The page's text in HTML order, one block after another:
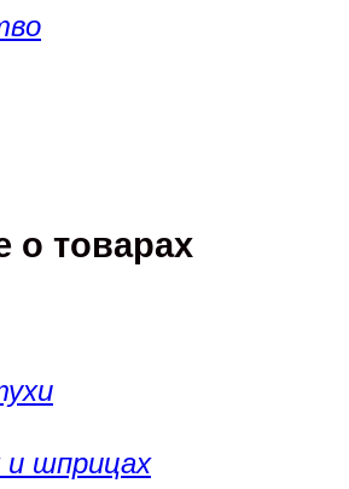
о товарах
и шприцах